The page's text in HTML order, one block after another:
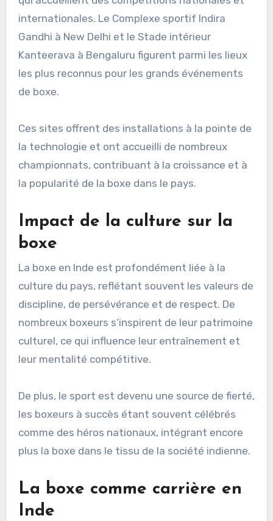
internationales. Le Complexe sportif Indira
Gandhi à New Delhi et le Stade intérieur
Kanteerava à Bengaluru figurent parmi les lieux
les plus reconnus pour les grands événements
de boxe.
Ces sites offrent des installations à la pointe de
la technologie et ont accueilli de nombreux
championnats, contribuant à la croissance et à
la popularité de la boxe dans le pays.
Impact de la culture sur la
boxe
La boxe en Inde est profondément liée à la
culture du pays, reflétant souvent les valeurs de
discipline, de persévérance et de respect. De
nombreux boxeurs s’inspirent de leur patrimoine
culturel, ce qui influence leur entraînement et
leur mentalité compétitive.
De plus, le sport est devenu une source de fierté,
les boxeurs à succès étant souvent célébrés
comme des héros nationaux, intégrant encore
plus la boxe dans le tissu de la société indienne.
La boxe comme carrière en
Inde